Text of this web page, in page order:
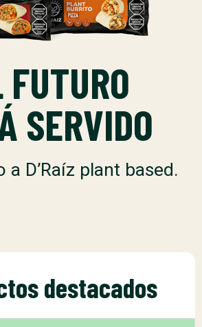
FUTURO
SERVIDO
a D’Raíz plant based.
destacados